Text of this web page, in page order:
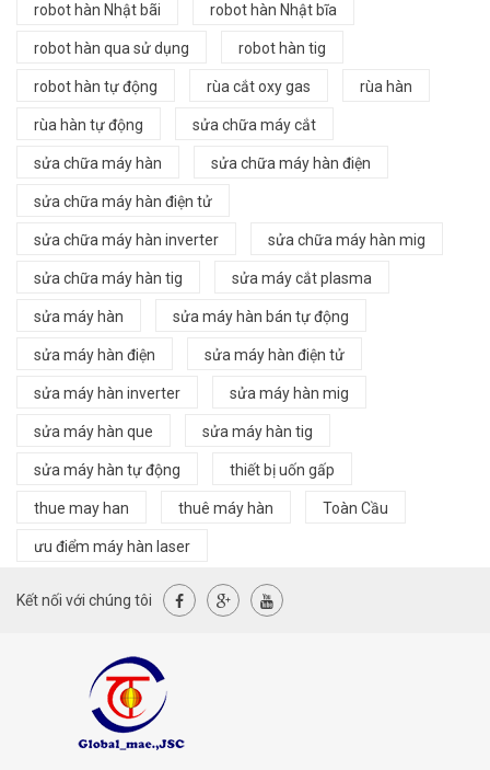
robot hàn Nhật bãi robot hàn Nhật bĩa
robot hàn qua sử dụng robot hàn tig
robot hàn tự động rùa cắt oxy gas rùa hàn
rùa hàn tự động sửa chữa máy cắt
sửa chữa máy hàn sửa chữa máy hàn điện
sửa chữa máy hàn điện tử
sửa chữa máy hàn inverter sửa chữa máy hàn mig
sửa chữa máy hàn tig sửa máy cắt plasma
sửa máy hàn sửa máy hàn bán tự động
sửa máy hàn điện sửa máy hàn điện tử
sửa máy hàn inverter sửa máy hàn mig
sửa máy hàn que sửa máy hàn tig
sửa máy hàn tự động thiết bị uốn gấp
thue may han thuê máy hàn Toàn Cầu
ưu điểm máy hàn laser
Kết nối với chúng tôi